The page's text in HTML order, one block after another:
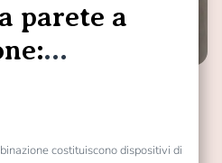
parete a
elegante
costituiscono dispositivi di